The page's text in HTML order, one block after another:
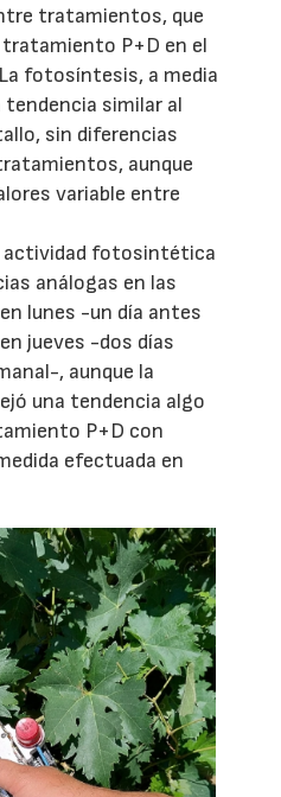
tratamientos, que
P+D en el
fotosíntesis, a media
similar al
sin diferencias
aunque
variable entre
actividad fotosintética
análogas en las
lunes -un día antes
jueves -dos días
, aunque la
una tendencia algo
P+D con
efectuada en